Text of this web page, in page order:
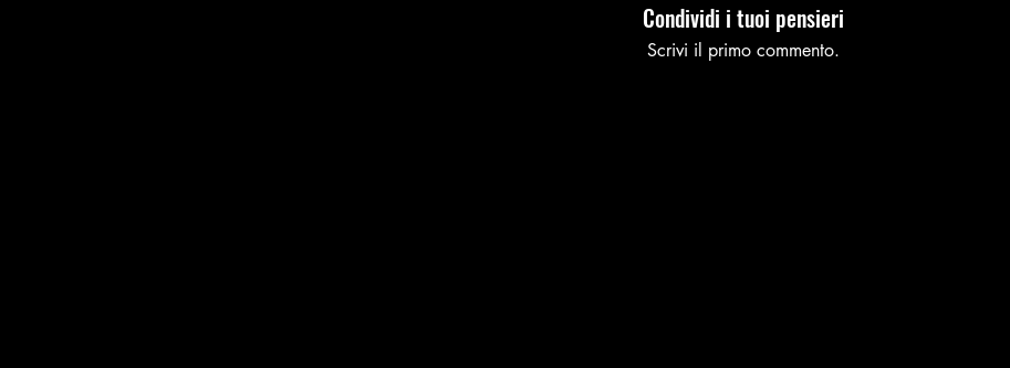
Condividi i tuoi pensieri
Scrivi il primo commento.